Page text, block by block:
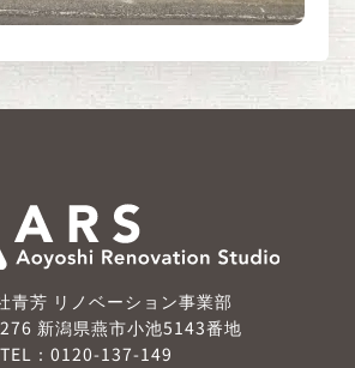
青芳 リノベーション事業部
新潟県燕市小池5143番地
TEL：0120-137-149